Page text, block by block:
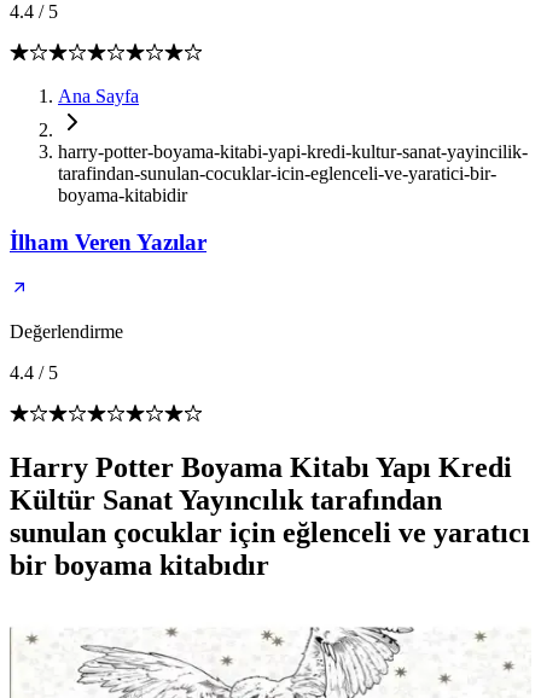
4.4 / 5
Ana Sayfa
harry-potter-boyama-kitabi-yapi-kredi-kultur-sanat-yayincilik-
tarafindan-sunulan-cocuklar-icin-eglenceli-ve-yaratici-bir-
boyama-kitabidir
İlham Veren Yazılar
Değerlendirme
4.4 / 5
Harry Potter Boyama Kitabı Yapı Kredi
Kültür Sanat Yayıncılık tarafından
sunulan çocuklar için eğlenceli ve yaratıcı
bir boyama kitabıdır